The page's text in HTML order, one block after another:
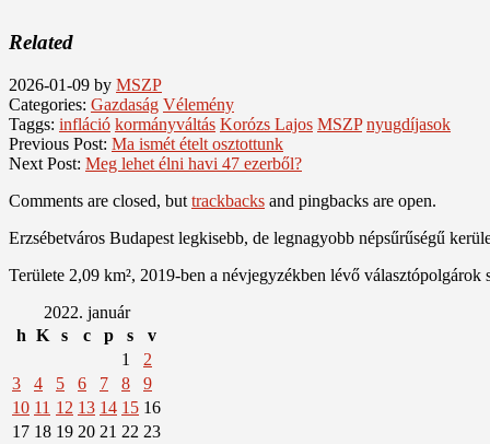
Related
2026-01-09 by MSZP
Categories: Gazdaság Vélemény
Taggs: infláció kormányváltás Korózs Lajos MSZP nyugdíjasok
Previous Post: Ma ismét ételt osztottunk
Next Post: Meg lehet élni havi 47 ezerből?
Comments are closed, but trackbacks and pingbacks are open.
Erzsébetváros Budapest legkisebb, de legnagyobb népsűrűségű
Területe 2,09 km², 2019-ben a névjegyzékben lévő választópolgárok
2022. január
h K s c p s
v
1
2
3
4 5 6 7 8
9
10 11 12 13 14 15 16
17 18 19 20 21 22 23